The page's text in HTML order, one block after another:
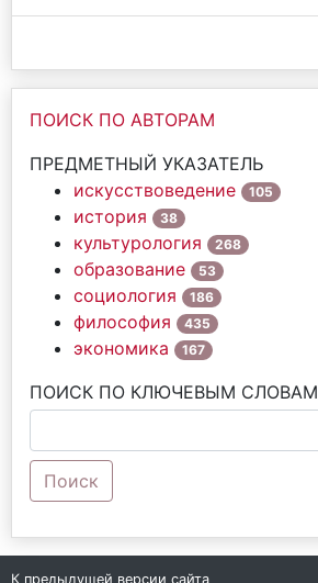
ПОИСК ПО АВТОРАМ
ПРЕДМЕТНЫЙ УКАЗАТЕЛЬ
искусствоведение
105
история 38
культурология 268
образование 53
социология 186
философия 435
экономика 167
ПОИСК ПО КЛЮЧЕВЫМ СЛОВАМ
Поиск
К предыдущей версии сайта